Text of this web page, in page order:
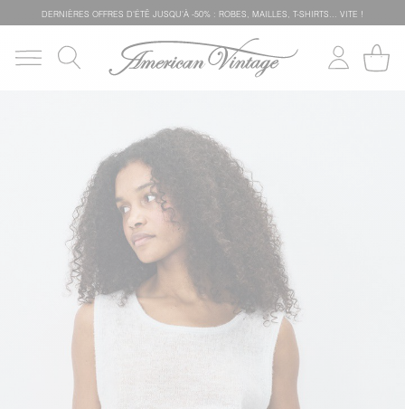
DERNIÈRES OFFRES D'ÉTÊ JUSQU'À -50% : ROBES, MAILLES, T-SHIRTS... VITE !